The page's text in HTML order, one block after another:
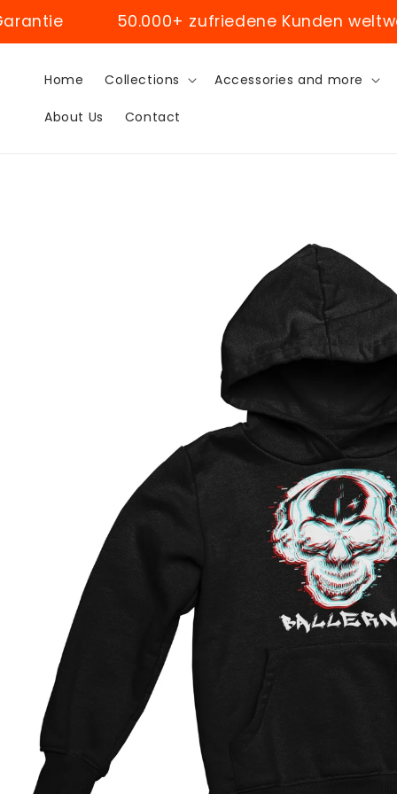
Skip to
content50.000+ zufriedene Kunden weltweit
Home Collections Accessories and more
About Us Contact